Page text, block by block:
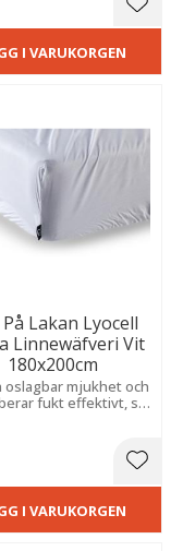
I VARUKORGEN
Lakan Lyocell
Linnewäfveri Vit
180x200cm
oslagbar mjukhet och
fukt effektivt, så
I VARUKORGEN